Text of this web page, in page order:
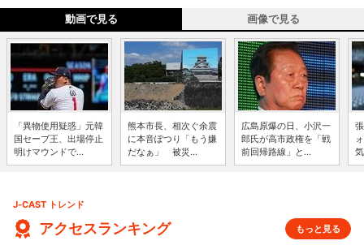
動画で見る 画像で見る
「異物使用疑惑」元韓
国セーブ王、出場停止
明けマウンドで...
熊本市長、相次ぐ余震
に本音ぽつり「もう嫌
だなぁ」 被災...
広島原爆の日、小沢一
郎氏が高市政権を「戦
前回帰路線」と...
J-CAST トレンド
アクセスランキング もっと見る